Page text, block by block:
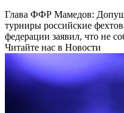
Глава ФФР Мамедов:
турниры российские
федерации заявил, что не
Читайте нас в Новости